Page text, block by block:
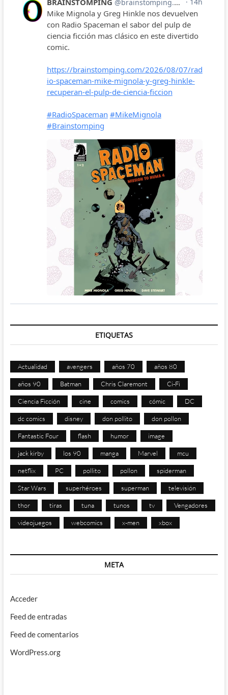
ETIQUETAS
Actualidad avengers años 70 años 80
años 90 Batman Chris Claremont Ci-Fi
Ciencia Ficción cine comics cómic DC
dc comics disney don pollito don pollon
Fantastic Four flash humor image
jack kirby los 90 manga Marvel mcu
netflix PC pollito pollon spiderman
Star Wars superhéroes superman televisión
thor tiras tuna tunos tv Vengadores
videojuegos webcomics x-men xbox
META
Acceder
Feed de entradas
Feed de comentarios
WordPress.org